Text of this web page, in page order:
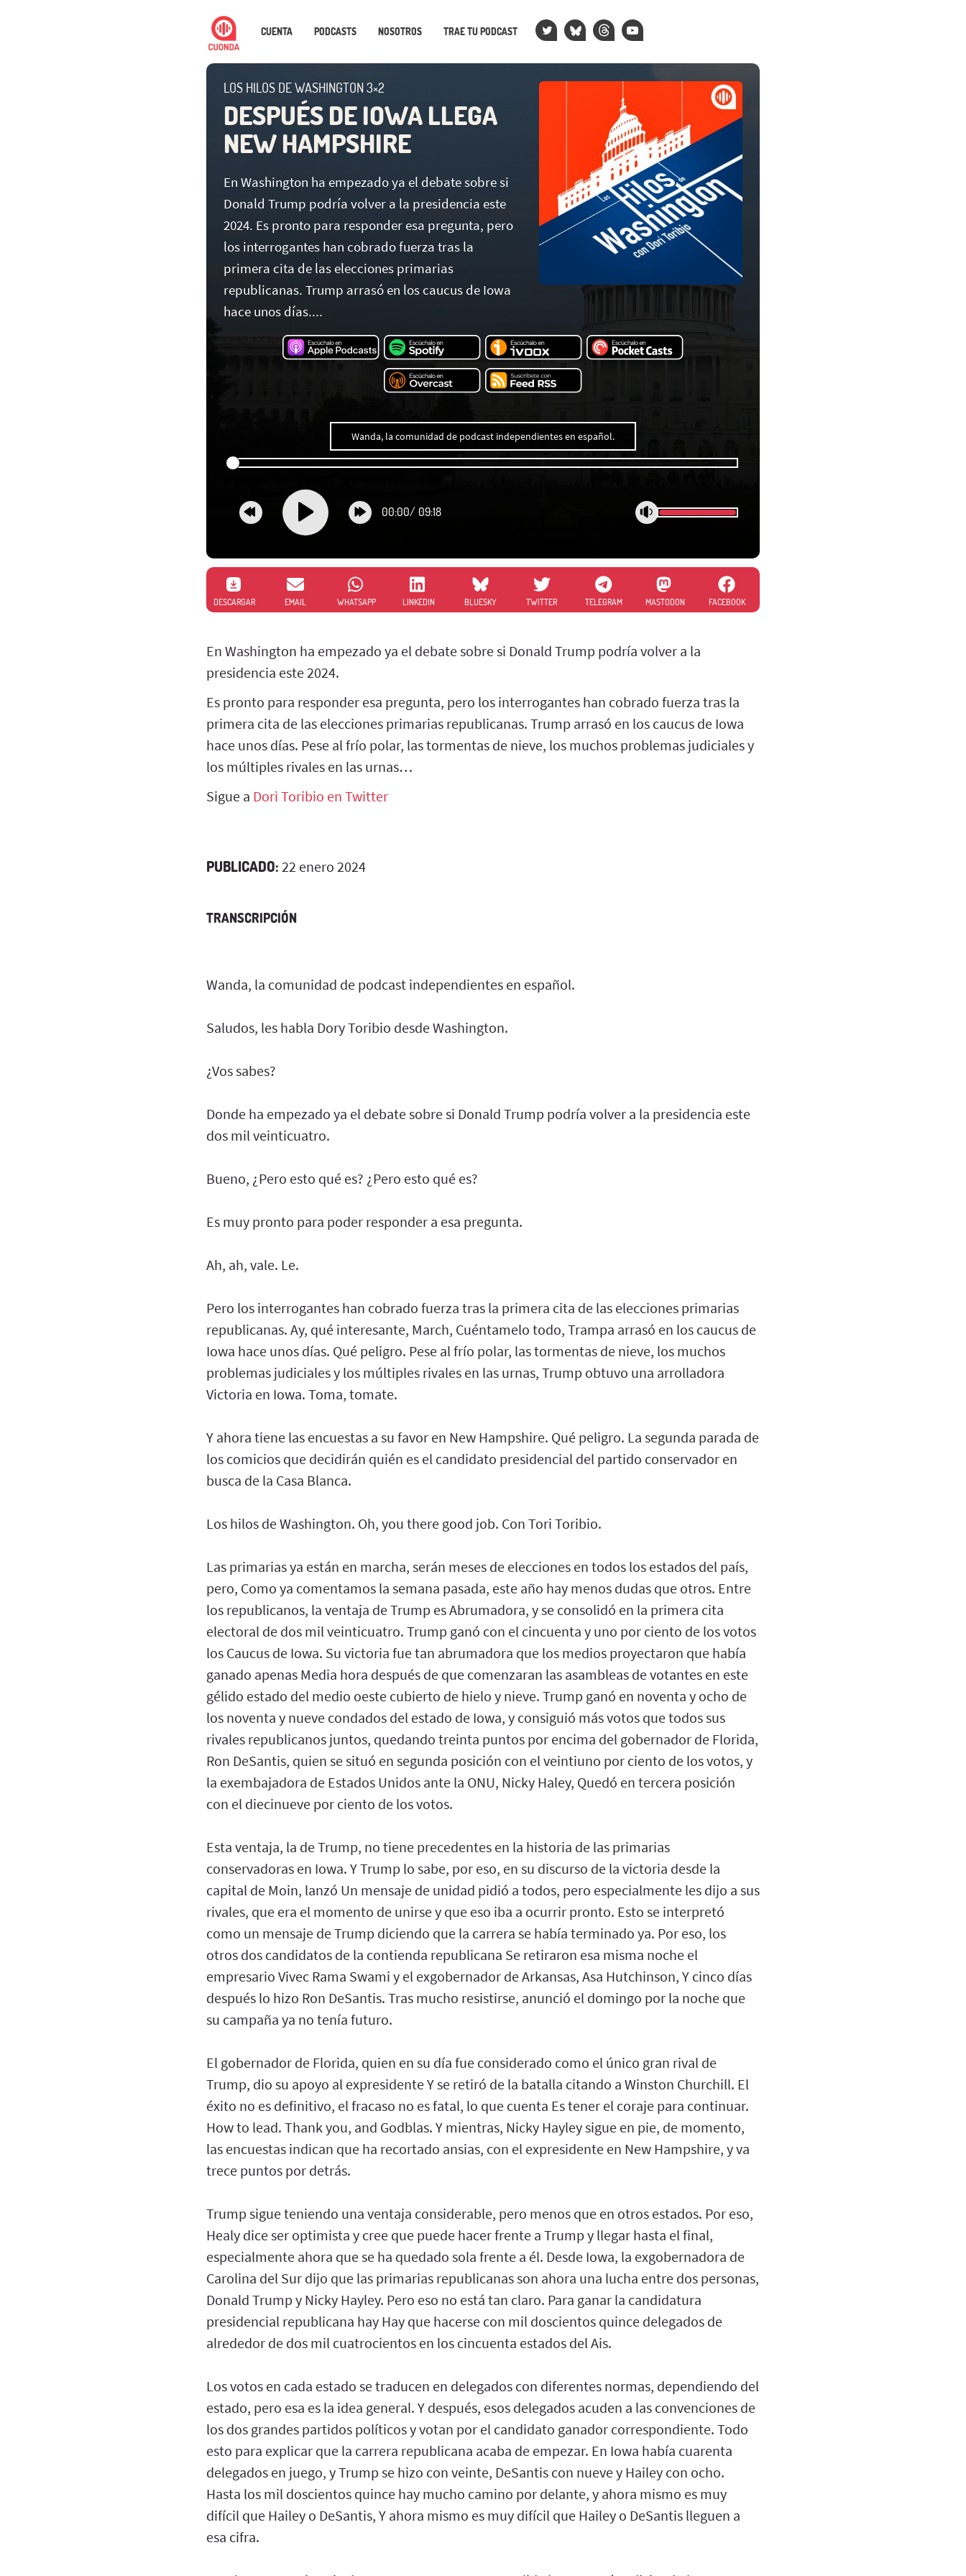
CUENTA PODCASTS NOSOTROS TRAE TU PODCAST
LOS HILOS DE WASHINGTON 3×2
DESPUÉS DE IOWA LLEGA
NEW HAMPSHIRE
En Washington ha empezado ya el debate sobre si
Donald Trump podría volver a la presidencia este
2024. Es pronto para responder esa pregunta, pero
los interrogantes han cobrado fuerza tras la
primera cita de las elecciones primarias
republicanas. Trump arrasó en los caucus de Iowa
hace unos días....
Wanda, la comunidad de podcast independientes en español.
00:00/ 09:18
DESCARGAR EMAIL WHATSAPP LINKEDIN BLUESKY TWITTER TELEGRAM MASTODON FACEBOOK
En Washington ha empezado ya el debate sobre si Donald Trump podría volver a la
presidencia este 2024.
Es pronto para responder esa pregunta, pero los interrogantes han cobrado fuerza tras la
primera cita de las elecciones primarias republicanas. Trump arrasó en los caucus de Iowa
hace unos días. Pese al frío polar, las tormentas de nieve, los muchos problemas judiciales y
los múltiples rivales en las urnas…
Sigue a Dori Toribio en Twitter
PUBLICADO: 22 enero 2024
TRANSCRIPCIÓN
Wanda, la comunidad de podcast independientes en español.
Saludos, les habla Dory Toribio desde Washington.
¿Vos sabes?
Donde ha empezado ya el debate sobre si Donald Trump podría volver a la presidencia este
dos mil veinticuatro.
Bueno, ¿Pero esto qué es? ¿Pero esto qué es?
Es muy pronto para poder responder a esa pregunta.
Ah, ah, vale. Le.
Pero los interrogantes han cobrado fuerza tras la primera cita de las elecciones primarias
republicanas. Ay, qué interesante, March, Cuéntamelo todo, Trampa arrasó en los caucus de
Iowa hace unos días. Qué peligro. Pese al frío polar, las tormentas de nieve, los muchos
problemas judiciales y los múltiples rivales en las urnas, Trump obtuvo una arrolladora
Victoria en Iowa. Toma, tomate.
Y ahora tiene las encuestas a su favor en New Hampshire. Qué peligro. La segunda parada de
los comicios que decidirán quién es el candidato presidencial del partido conservador en
busca de la Casa Blanca.
Los hilos de Washington. Oh, you there good job. Con Tori Toribio.
Las primarias ya están en marcha, serán meses de elecciones en todos los estados del país,
pero, Como ya comentamos la semana pasada, este año hay menos dudas que otros. Entre
los republicanos, la ventaja de Trump es Abrumadora, y se consolidó en la primera cita
electoral de dos mil veinticuatro. Trump ganó con el cincuenta y uno por ciento de los votos
los Caucus de Iowa. Su victoria fue tan abrumadora que los medios proyectaron que había
ganado apenas Media hora después de que comenzaran las asambleas de votantes en este
gélido estado del medio oeste cubierto de hielo y nieve. Trump ganó en noventa y ocho de
los noventa y nueve condados del estado de Iowa, y consiguió más votos que todos sus
rivales republicanos juntos, quedando treinta puntos por encima del gobernador de Florida,
Ron DeSantis, quien se situó en segunda posición con el veintiuno por ciento de los votos, y
la exembajadora de Estados Unidos ante la ONU, Nicky Haley, Quedó en tercera posición
con el diecinueve por ciento de los votos.
Esta ventaja, la de Trump, no tiene precedentes en la historia de las primarias
conservadoras en Iowa. Y Trump lo sabe, por eso, en su discurso de la victoria desde la
capital de Moin, lanzó Un mensaje de unidad pidió a todos, pero especialmente les dijo a sus
rivales, que era el momento de unirse y que eso iba a ocurrir pronto. Esto se interpretó
como un mensaje de Trump diciendo que la carrera se había terminado ya. Por eso, los
otros dos candidatos de la contienda republicana Se retiraron esa misma noche el
empresario Vivec Rama Swami y el exgobernador de Arkansas, Asa Hutchinson, Y cinco días
después lo hizo Ron DeSantis. Tras mucho resistirse, anunció el domingo por la noche que
su campaña ya no tenía futuro.
El gobernador de Florida, quien en su día fue considerado como el único gran rival de
Trump, dio su apoyo al expresidente Y se retiró de la batalla citando a Winston Churchill. El
éxito no es definitivo, el fracaso no es fatal, lo que cuenta Es tener el coraje para continuar.
How to lead. Thank you, and Godblas. Y mientras, Nicky Hayley sigue en pie, de momento,
las encuestas indican que ha recortado ansias, con el expresidente en New Hampshire, y va
trece puntos por detrás.
Trump sigue teniendo una ventaja considerable, pero menos que en otros estados. Por eso,
Healy dice ser optimista y cree que puede hacer frente a Trump y llegar hasta el final,
especialmente ahora que se ha quedado sola frente a él. Desde Iowa, la exgobernadora de
Carolina del Sur dijo que las primarias republicanas son ahora una lucha entre dos personas,
Donald Trump y Nicky Hayley. Pero eso no está tan claro. Para ganar la candidatura
presidencial republicana hay Hay que hacerse con mil doscientos quince delegados de
alrededor de dos mil cuatrocientos en los cincuenta estados del Ais.
Los votos en cada estado se traducen en delegados con diferentes normas, dependiendo del
estado, pero esa es la idea general. Y después, esos delegados acuden a las convenciones de
los dos grandes partidos políticos y votan por el candidato ganador correspondiente. Todo
esto para explicar que la carrera republicana acaba de empezar. En Iowa había cuarenta
delegados en juego, y Trump se hizo con veinte, DeSantis con nueve y Hailey con ocho.
Hasta los mil doscientos quince hay mucho camino por delante, y ahora mismo es muy
difícil que Hailey o DeSantis, Y ahora mismo es muy difícil que Hailey o DeSantis lleguen a
esa cifra.